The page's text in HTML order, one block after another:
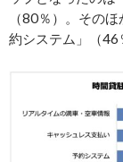
（80％）。その
約システム」（46